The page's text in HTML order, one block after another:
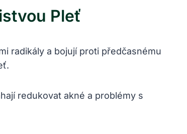
Pleť
radikály a bojují proti předčasnému
redukovat akné a problémy s